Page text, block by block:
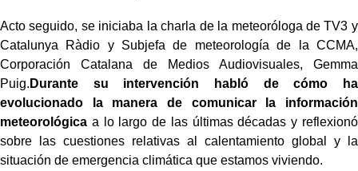
Acto seguido, se iniciaba la charla de la meteoróloga de TV3 y
Catalunya Ràdio y Subjefa de meteorología de la CCMA,
Corporación Catalana de Medios Audiovisuales, Gemma
Puig. Durante su intervención habló de cómo ha
evolucionado la manera de comunicar la información
meteorológica a lo largo de las últimas décadas y reflexionó
sobre las cuestiones relativas al calentamiento global y la
situación de emergencia climática que estamos viviendo.